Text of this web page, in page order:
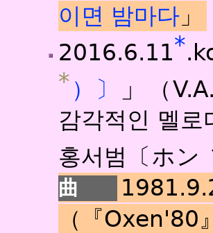
이면 밤마다」
2016.6.11*
* ）〕 」
（
감각적인 멜
홍서범〔ホン
（『Oxen'80